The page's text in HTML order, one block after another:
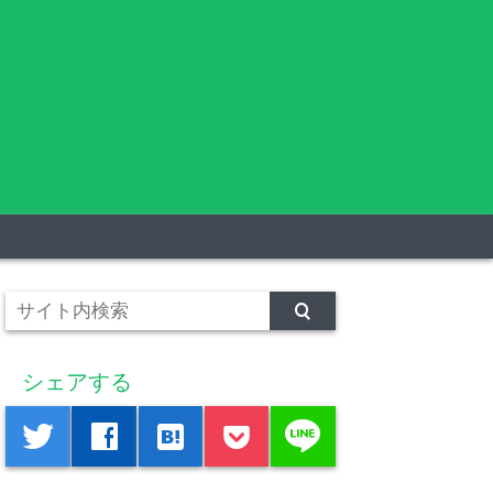
シェアする
twitter facebook hatenabookmark line